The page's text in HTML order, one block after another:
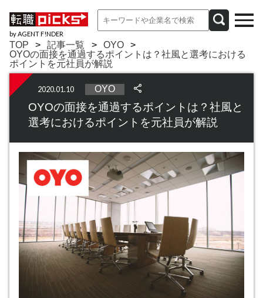
by AGENT F!NDER
TOP 記事一覧
OYO
OYOの面接を通過するポイントは？社風と選考における
ポイントを元社員が解説
2020.01.10 OYO
OYOの面接を通過するポイントは？社風と
選考におけるポイントを元社員が解説